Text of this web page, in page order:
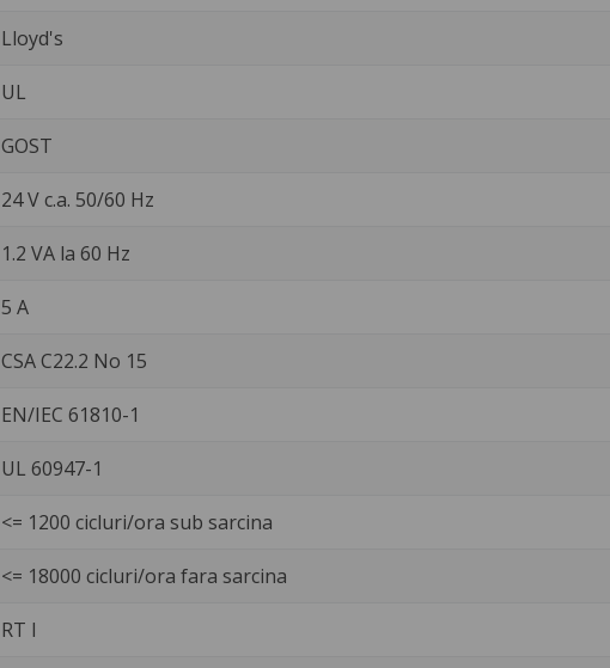
Lloyd's
UL
GOST
24 V c.a. 50/60 Hz
1.2 VA la 60 Hz
5 A
CSA C22.2 No 15
EN/IEC 61810-1
UL 60947-1
<= 1200 cicluri/ora sub sarcina
<= 18000 cicluri/ora fara sarcina
RT I